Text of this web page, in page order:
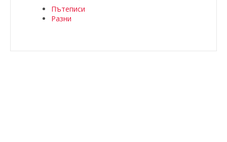
Пътеписи
Разни